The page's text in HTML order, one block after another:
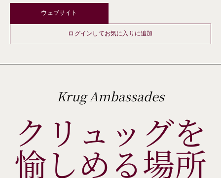
ウェブサイト
ログインしてお気に入りに追加
Krug Ambassades
クリュッグを